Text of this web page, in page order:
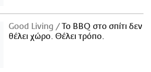
Good Living
Το BBQ στο σπίτι δεν
θέλει χώρο. Θέλει τρόπο.